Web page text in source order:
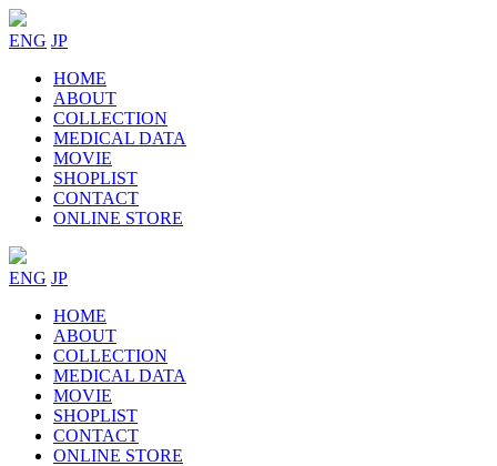
ENG JP
HOME
ABOUT
COLLECTION
MEDICAL DATA
MOVIE
SHOPLIST
CONTACT
ONLINE STORE
ENG JP
HOME
ABOUT
COLLECTION
MEDICAL DATA
MOVIE
SHOPLIST
CONTACT
ONLINE STORE